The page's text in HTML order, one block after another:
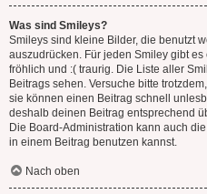
Was sind Smileys?
Smileys sind kleine Bilder, die benutzt
auszudrücken. Für jeden Smiley gibt
fröhlich und :( traurig. Die Liste aller
Beitrags sehen. Versuche bitte
sie können einen Beitrag schnell
deshalb deinen Beitrag entsprechend
Die Board-Administration kann auch
in einem Beitrag benutzen kannst.
Nach oben